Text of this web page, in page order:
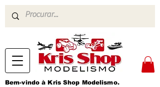
Bem-vindo à Kris Shop Modelismo.